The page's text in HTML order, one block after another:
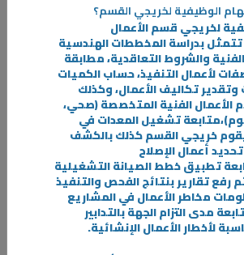
الوظيفية لخريجي القسم؟
لخريجي قسم الأعمال
تتمثل بدراسة المخططات الهندسية
والشروط التعاقدية، مطابقة
لأعمال التنفيذ، حساب الكميات
وتقدير تكاليف الأعمال، وكذلك
الأعمال الفنية المتخصصة (صحي،
تشغيل المعدات في
خريجي القسم كذلك بالكشف
أعمال الإصلاح
تطبيق خطط الصيانة التشغيلية
رفع تقارير بنتائج الفحص والتنفيذ
مخاطر الأعمال في المشاريع
مدى التزام الجهة بالتدابير
لأخطار الأعمال الإنشائية.